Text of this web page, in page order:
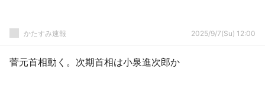
かたすみ速報 2025/9/7(Su) 12:00
菅元首相動く。次期首相は小泉進次郎か